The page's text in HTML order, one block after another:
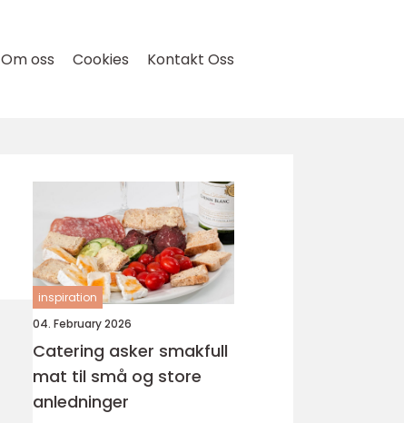
Om oss Cookies Kontakt Oss
inspiration
04. February 2026
Catering asker smakfull
mat til små og store
anledninger